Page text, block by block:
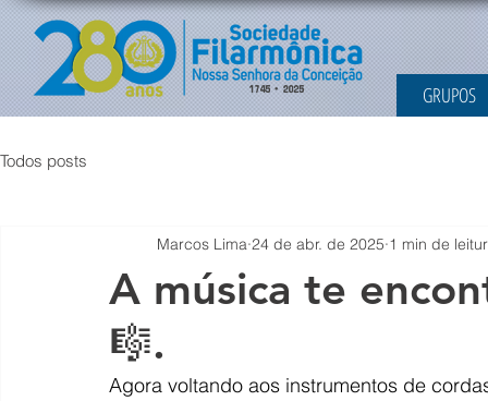
GRUPOS
Todos posts
A música te
🎼.
Marcos Lima 24 de abr. de 2025 1 min de
Agora voltando aos instrumentos de